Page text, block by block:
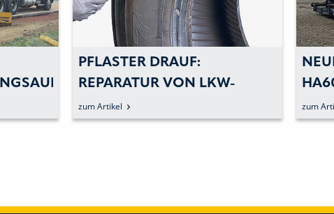
PFLASTER DRAUF:
REPARATUR VON LKW-
REIFEN
zum Artikel
HA60
zum Artikel